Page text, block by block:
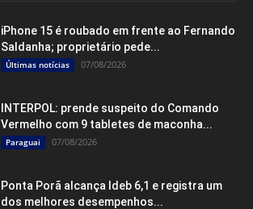
iPhone 15 é roubado em frente ao Fernando
Saldanha; proprietário pede...
Últimas notícias 07/08/2026
INTERPOL: prende suspeito do Comando
Vermelho com 9 tabletes de maconha...
Paraguai 07/08/2026
Ponta Porã alcança Ideb 6,1 e registra um
dos melhores desempenhos...